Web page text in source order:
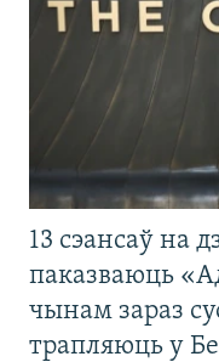
13 сэансаў на
паказваюць
чынам зараз
трапляюць у